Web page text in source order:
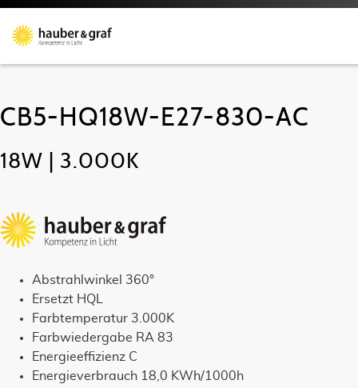
CB5-HQ18W-E27-830-AC
18W | 3.000K
Abstrahlwinkel 360°
Ersetzt HQL
Farbtemperatur 3.000K
Farbwiedergabe RA 83
Energieeffizienz C
Energieverbrauch 18,0 KWh/1000h